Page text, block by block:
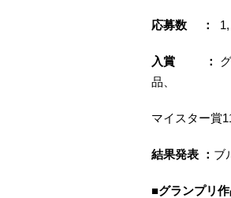
応募数 ：
入賞 ：
品、
マイスター賞
結果発表 ： ブ
■グランプリ